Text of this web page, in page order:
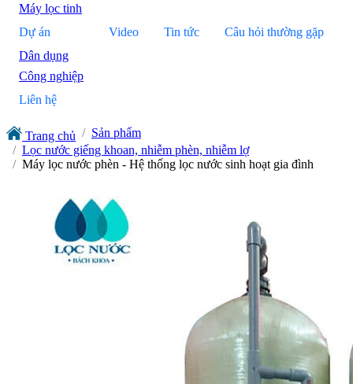
Máy lọc tinh
Dự án
Dân dụng
Công nghiệp
Video Tin tức Câu hỏi thường gặp
Liên hệ
Trang chủ
Sản phẩm
Lọc nước giếng khoan, nhiễm phèn, nhiễm lợ
Máy lọc nước phèn - Hệ thống lọc nước sinh hoạt gia đình